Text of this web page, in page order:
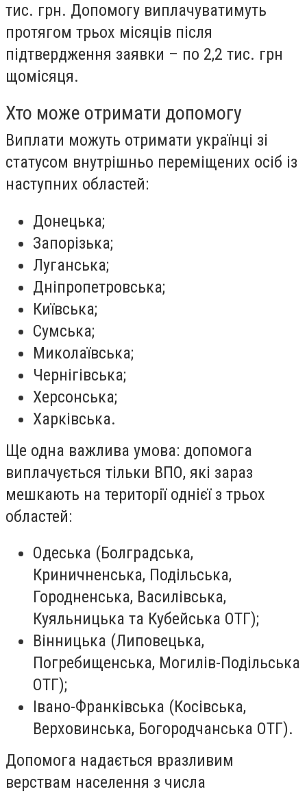
тис. грн. Допомогу виплачуватимуть
протягом трьох місяців після
підтвердження заявки – по 2,2 тис. грн
щомісяця.
Хто може отримати допомогу
Виплати можуть отримати українці зі
статусом внутрішньо переміщених осіб із
наступних областей:
Донецька;
Запорізька;
Луганська;
Дніпропетровська;
Київська;
Сумська;
Миколаївська;
Чернігівська;
Херсонська;
Харківська.
Ще одна важлива умова: допомога
виплачується тільки ВПО, які зараз
мешкають на території однієї з трьох
областей:
Одеська (Болградська,
Криничненська, Подільська,
Городненська, Василівська,
Куяльницька та Кубейська ОТГ);
Вінницька (Липовецька,
Погребищенська, Могилів-Подільська
ОТГ);
Івано-Франківська (Косівська,
Верховинська, Богородчанська ОТГ).
Допомога надається вразливим
верствам населення з числа